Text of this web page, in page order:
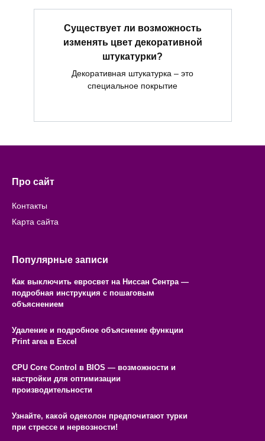
Существует ли возможность
изменять цвет декоративной
штукатурки?
Декоративная штукатурка – это
специальное покрытие
Про сайт
Контакты
Карта сайта
Популярные записи
Как выключить евросвет на Ниссан Сентра —
подробная инструкция с пошаговым
объяснением
Удаление и подробное объяснение функции
Print area в Excel
CPU Core Control в BIOS — возможности и
настройки для оптимизации
производительности
Узнайте, какой одеколон предпочитают турки
при стрессе и нервозности!